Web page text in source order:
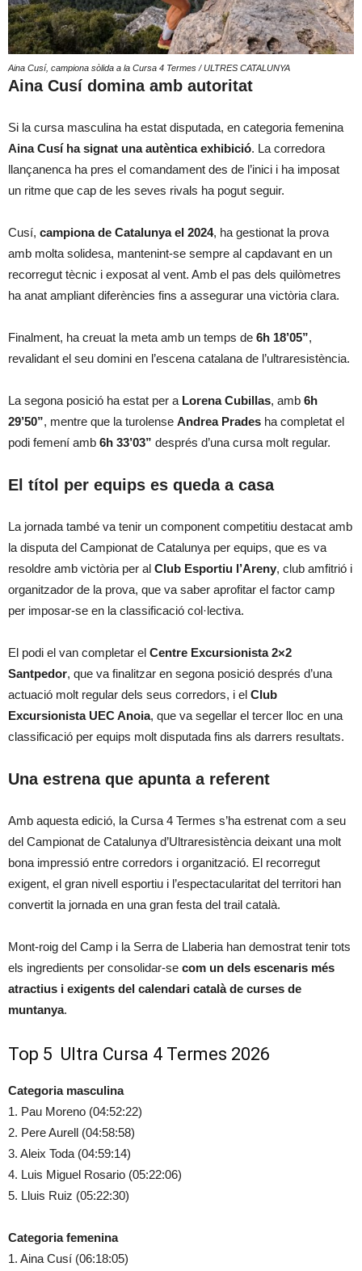
Aina Cusí, campiona sòlida a la Cursa 4 Termes / ULTRES CATALUNYA
Aina Cusí domina amb autoritat
Si la cursa masculina ha estat disputada, en categoria femenina
Aina Cusí ha signat una autèntica exhibició. La corredora
llançanenca ha pres el comandament des de l’inici i ha imposat
un ritme que cap de les seves rivals ha pogut seguir.
Cusí, campiona de Catalunya el 2024, ha gestionat la prova
amb molta solidesa, mantenint-se sempre al capdavant en un
recorregut tècnic i exposat al vent. Amb el pas dels quilòmetres
ha anat ampliant diferències fins a assegurar una victòria clara.
Finalment, ha creuat la meta amb un temps de 6h 18’05”,
revalidant el seu domini en l’escena catalana de l’ultraresistència.
La segona posició ha estat per a Lorena Cubillas, amb 6h
29’50”, mentre que la turolense Andrea Prades ha completat el
podi femení amb 6h 33’03” després d’una cursa molt regular.
El títol per equips es queda a casa
La jornada també va tenir un component competitiu destacat amb
la disputa del Campionat de Catalunya per equips, que es va
resoldre amb victòria per al Club Esportiu l’Areny, club amfitrió i
organitzador de la prova, que va saber aprofitar el factor camp
per imposar-se en la classificació col·lectiva.
El podi el van completar el Centre Excursionista 2×2
Santpedor, que va finalitzar en segona posició després d’una
actuació molt regular dels seus corredors, i el Club
Excursionista UEC Anoia, que va segellar el tercer lloc en una
classificació per equips molt disputada fins als darrers resultats.
Una estrena que apunta a referent
Amb aquesta edició, la Cursa 4 Termes s’ha estrenat com a seu
del Campionat de Catalunya d’Ultraresistència deixant una molt
bona impressió entre corredors i organització. El recorregut
exigent, el gran nivell esportiu i l’espectacularitat del territori han
convertit la jornada en una gran festa del trail català.
Mont-roig del Camp i la Serra de Llaberia han demostrat tenir tots
els ingredients per consolidar-se com un dels escenaris més
atractius i exigents del calendari català de curses de
muntanya.
Top 5 Ultra Cursa 4 Termes 2026
Categoria masculina
1. Pau Moreno (04:52:22)
2. Pere Aurell (04:58:58)
3. Aleix Toda (04:59:14)
4. Luis Miguel Rosario (05:22:06)
5. Lluis Ruiz (05:22:30)
Categoria femenina
1. Aina Cusí (06:18:05)